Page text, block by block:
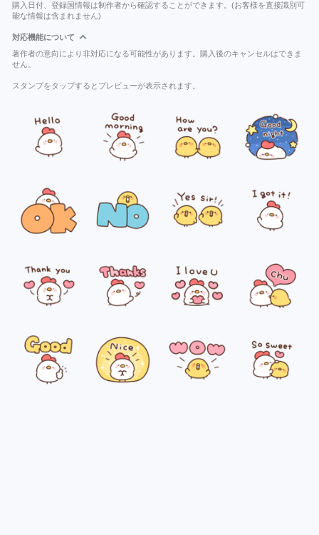
購入日付、登録国情報は制作者から確認することができます。(お客様を直接識別可
能な情報は含まれません)
対応機能について
著作者の意向により非対応になる可能性があります。購入後のキャンセルはできま
せん。
スタンプをタップするとプレビューが表示されます。